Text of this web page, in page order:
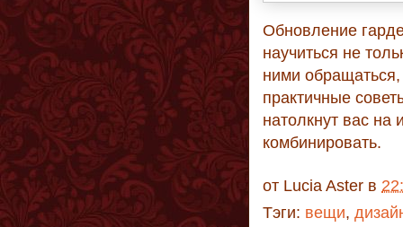
Обновление
научиться не
ними
практичные
натолкнут вас на
комбинировать.
от Lucia Aster в
Тэги: вещи,